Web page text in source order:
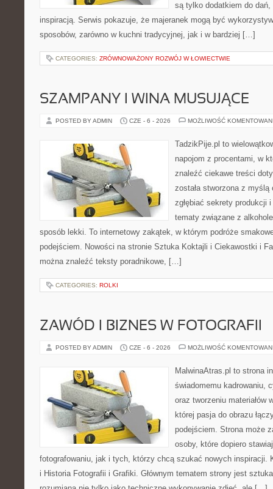
są tylko dodatkiem do dań,
inspiracją. Serwis pokazuje, że majeranek mogą być
sposobów, zarówno w kuchni tradycyjnej, jak i w bardziej […]
CATEGORIES: ZRÓWNOWAŻONY ROZWÓJ W ŁOWIECTWIE
SZAMPANY I WINA MUSUJĄCE
POSTED BY ADMIN CZE - 6 - 2026 MOŻLIWOŚĆ
TadzikPije.pl to
napojom z procentami, w
znaleźć ciekawe treści
została stworzona z
zgłębiać sekrety produkcji
tematy związane z
sposób lekki. To internetowy zakątek, w którym podróże
podejściem. Nowości na stronie Sztuka Koktajli i Ciekawostki i
można znaleźć teksty poradnikowe, […]
CATEGORIES: ROLKI
ZAWÓD I BIZNES W FOTOGRAFII
POSTED BY ADMIN CZE - 6 - 2026 MOŻLIWOŚĆ
MalwinaAtras.pl to strona
świadomemu kadrowaniu,
oraz tworzeniu materiałów
której pasja do obrazu
podejściem. Strona może
osoby, które dopiero
fotografowaniu, jak i tych, którzy chcą szukać nowych inspiracji.
i Historia Fotografii i Grafiki. Głównym tematem strony jest